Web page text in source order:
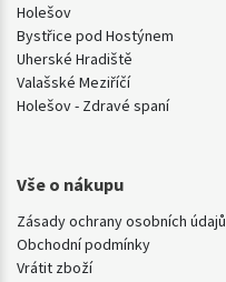
Holešov
Bystřice pod Hostýnem
Uherské Hradiště
Valašské Meziříčí
Holešov - Zdravé spaní
Vše o nákupu
Zásady ochrany osobních údajů
Obchodní podmínky
Vrátit zboží